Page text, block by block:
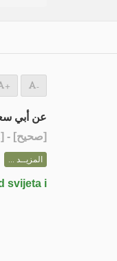
+ -
عن أبي
[صحيح] -
المزيــد ...
svijeta i